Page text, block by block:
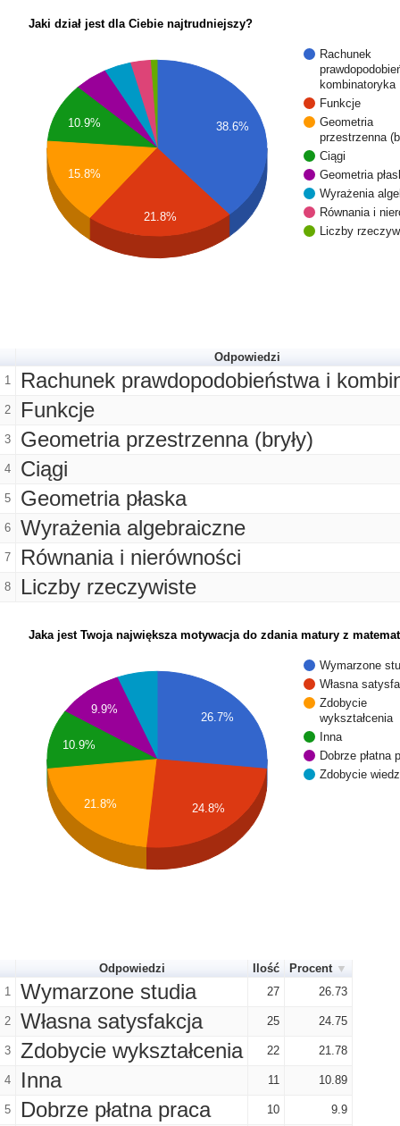
Jaki dział jest dla Ciebie najtrudniejszy?
Rachunek
kombinatoryka
Funkcje
Geometria
przestrzenna
Ciągi
Geometria
Wyrażenia
Równania i
Liczby
38.6%
10.9%
15.8%
21.8%
Odpowiedzi
1
Rachunek prawdopodobieństwa i
2 Funkcje
3 Geometria przestrzenna (bryły)
4 Ciągi
5 Geometria płaska
6 Wyrażenia algebraiczne
7 Równania i nierówności
8 Liczby rzeczywiste
Jaka jest Twoja największa motywacja do zdania matury z
Wymarzone
Własna
Zdobycie
wykształcenia
Inna
Dobrze płatna
Zdobycie
26.7%
9.9%
10.9%
21.8% 24.8%
Odpowiedzi Ilość
Procent
1
Wymarzone studia 27 26.73
2 Własna satysfakcja 25 24.75
3 Zdobycie wykształcenia 22 21.78
4 Inna 11 10.89
5 Dobrze płatna praca 10 9.9